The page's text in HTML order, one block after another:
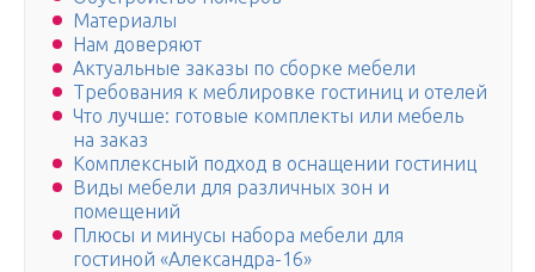
Материалы
Нам доверяют
Актуальные заказы по сборке мебели
Требования к меблировке гостиниц и отелей
Что лучше: готовые комплекты или мебель
на заказ
Комплексный подход в оснащении гостиниц
Виды мебели для различных зон и
помещений
Плюсы и минусы набора мебели для
гостиной «Александра-16»